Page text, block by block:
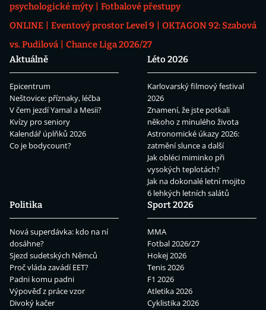
psychologické mýty
Fotbalové přestupy
ONLINE
Eventový prostor Level 9
OKTAGON 92: Szabová
vs. Pudilová
Chance Liga 2026/27
Aktuálně
Epicentrum
Neštovice: příznaky, léčba
V čem jezdí Yamal a Mesii?
Kvízy pro seniory
Kalendář úplňků 2026
Co je bodycount?
Léto 2026
Karlovarský filmový festival
2026
Znamení, že jste potkali
někoho z minulého života
Astronomické úkazy 2026:
zatmění slunce a další
Jak obléci miminko při
vysokých teplotách?
Jak na dokonalé letní mojito
6 lehkých letních salátů
Politika
Nová superdávka: kdo na ní
dosáhne?
Sjezd sudetských Němců
Proč vláda zavádí EET?
Padni komu padni
Výpověď z práce vzor
Divoký kačer
Sport 2026
MMA
Fotbal 2026/27
Hokej 2026
Tenis 2026
F1 2026
Atletika 2026
Cyklistika 2026